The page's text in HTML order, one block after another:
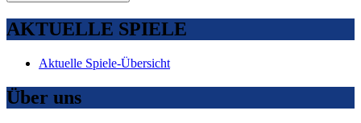
AKTUELLE SPIELE
Aktuelle Spiele-Übersicht
Über uns